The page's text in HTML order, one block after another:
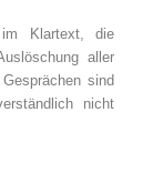
im Klartext, die
aller
sind
nicht